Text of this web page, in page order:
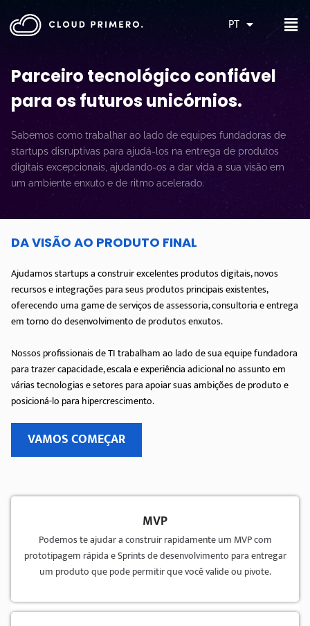
PT
Parceiro tecnológico confiável
para os futuros unicórnios.
Sabemos como trabalhar ao lado de equipes fundadoras de
startups disruptivas para ajudá-los na entrega de produtos
digitais excepcionais, ajudando-os a dar vida a sua visão em
um ambiente enxuto e de ritmo acelerado.
DA VISÃO AO PRODUTO FINAL
Ajudamos startups a construir excelentes produtos digitais, novos
recursos e integrações para seus produtos principais existentes,
oferecendo uma game de serviços de assessoria, consultoria e entrega
em torno do desenvolvimento de produtos enxutos.
Nossos profissionais de TI trabalham ao lado de sua equipe fundadora
para trazer capacidade, escala e experiência adicional no assunto em
várias tecnologias e setores para apoiar suas ambições de produto e
posicioná-lo para hipercrescimento.
VAMOS COMEÇAR
MVP
Podemos te ajudar a construir rapidamente um MVP com
prototipagem rápida e Sprints de desenvolvimento para entregar
um produto que pode permitir que você valide ou pivote.